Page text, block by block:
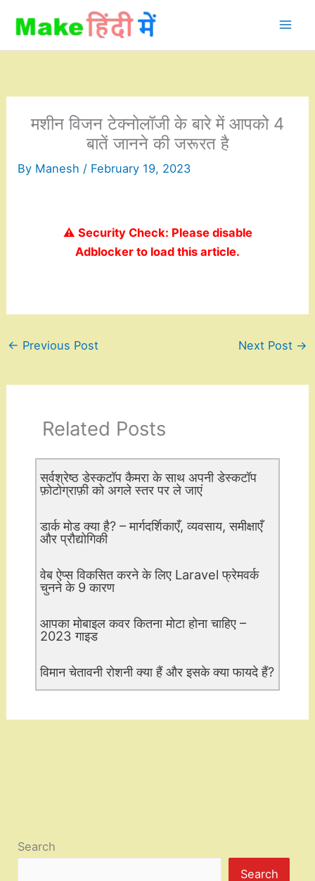
content
मशीन विजन टेक्नोलॉजी के बारे में आपको 4
बातें जानने की जरूरत है
By Manesh / February 19, 2023
⚠️ Security Check: Please disable
Adblocker to load this article.
← Previous Post Next Post →
Related Posts
सर्वश्रेष्ठ डेस्कटॉप कैमरा के साथ अपनी डेस्कटॉप
फ़ोटोग्राफ़ी को अगले स्तर पर ले जाएं
डार्क मोड क्या है? – मार्गदर्शिकाएँ, व्यवसाय, समीक्षाएँ
और प्रौद्योगिकी
वेब ऐप्स विकसित करने के लिए Laravel फ्रेमवर्क
चुनने के 9 कारण
आपका मोबाइल कवर कितना मोटा होना चाहिए –
2023 गाइड
विमान चेतावनी रोशनी क्या हैं और इसके क्या फायदे हैं?
Search
Search